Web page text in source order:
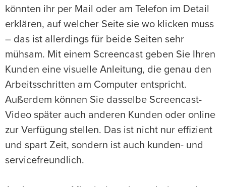
könnten ihr per Mail oder am Telefon im Detail
erklären, auf welcher Seite sie wo klicken muss
– das ist allerdings für beide Seiten sehr
mühsam. Mit einem Screencast geben Sie Ihren
Kunden eine visuelle Anleitung, die genau den
Arbeitsschritten am Computer entspricht.
Außerdem können Sie dasselbe Screencast-
Video später auch anderen Kunden oder online
zur Verfügung stellen. Das ist nicht nur effizient
und spart Zeit, sondern ist auch kunden- und
servicefreundlich.